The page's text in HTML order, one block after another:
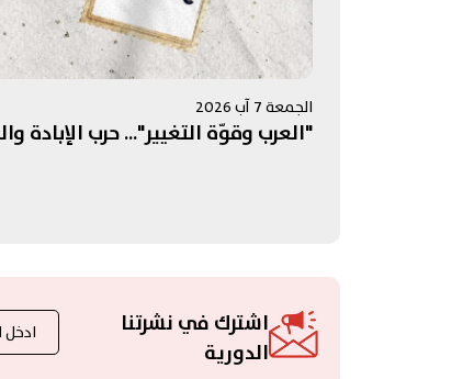
الجمعة 7 آب 2026
"العرب وقوّة التغيير"... حرب الإبادة
اشترك في نشرتنا
الدورية